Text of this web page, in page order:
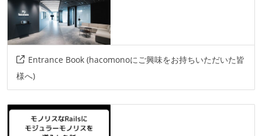
Entrance Book (hacomonoにご興味をお持ちいただいた皆
様へ)